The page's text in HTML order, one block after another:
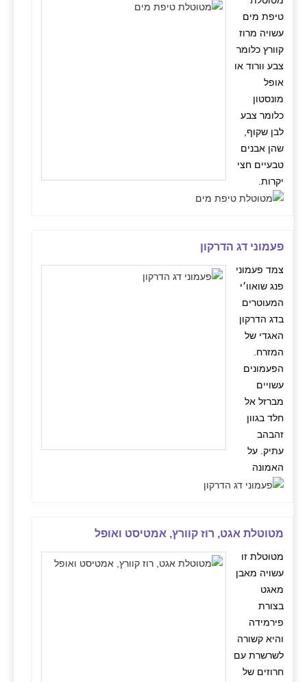
טיפת מים
עשויה מרוז
קוורץ כלומר
צבע וורוד או
אופל
מונסטון
כלומר צבע
לבן שקוף,
שהן אבנים
טבעיים חצי
יקרות.
פעמוני דג הדרקון
צמד פעמוני
פנג שואוו׳י
המעוטרים
בדג הדרקון
האגדי של
המזרח.
הפעמונים
עשויים
מברזל אל
חלד בגוון
זהבהב
עתיק. על
האמונה
מטוטלת אגט, רוז קוורץ, אמטיסט ואופל
מטוטלת זו
עשויה מאבן
מאגט
בצורת
פירמידה
והיא קשורה
לשרשרת עם
חרוזים של